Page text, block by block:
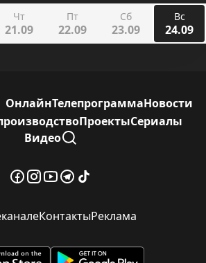
Чт
21.09
Пт
22.09
Сб
23.09
Вс
24.09
ОнлайнТелепрограммаНовости
ПроектыСериалы
Видео
КонтактыРеклама